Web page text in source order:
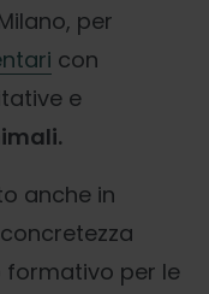
per
con
e
anche in
formativo per le